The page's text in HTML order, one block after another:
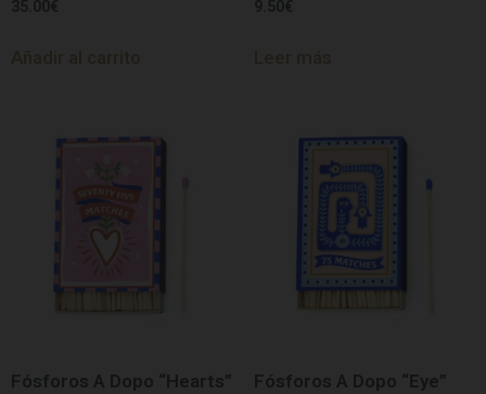
35.00 € 9.50 €
Fósforos A Dopo “Hearts” Fósforos A Dopo “Eye”